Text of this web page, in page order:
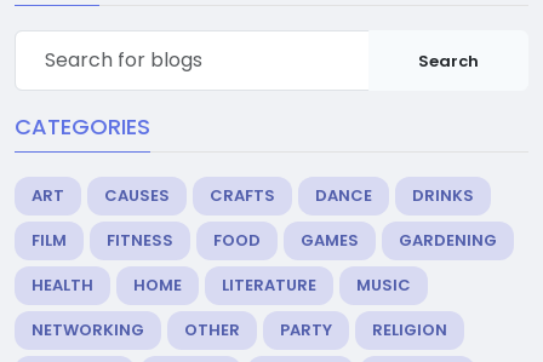
Search
CATEGORIES
ART CAUSES CRAFTS DANCE
DRINKS
FILM
FITNESS FOOD GAMES
GARDENING
HEALTH
HOME LITERATURE
MUSIC
NETWORKING
OTHER PARTY
RELIGION